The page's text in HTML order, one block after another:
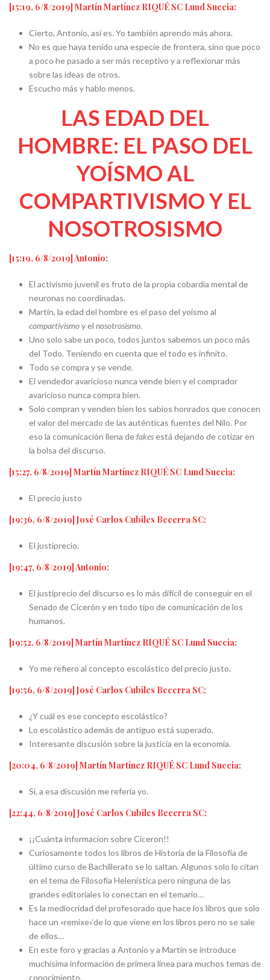
[15:19, 6/8/2019] Martín Martínez RIQUÉ SC Lund Suecia:
Cierto, Antonio, así es. Yo también aprendo más ahora.
No es que haya tenido una especie de frontera, sino que poco
a poco he pasado a ser más receptivo y a reflexionar más
sobre las ideas de otros.
Escucho más y hablo menos.
LAS EDAD DEL
HOMBRE: EL PASO DEL
YOÍSMO AL
COMPARTIVISMO Y EL
NOSOTROSISMO
[15:19, 6/8/2019] Antonio:
El activismo juvenil es fruto de la propia cobardía mental de
neuronas no coordinadas.
Martín, la edad del hombre es el paso del yoísmo al
compartivismoy el nosotrosismo.
Uno solo sabe un poco, todos juntos sabemos un poco más
del Todo. Teniendo en cuenta que el todo es infinito.
Todo se compra y se vende.
El vendedor avaricioso nunca vende bien y el comprador
avaricioso nunca compra bien.
Solo compran y venden bien los sabios honrados que conocen
el valor del mercado de las auténticas fuentes del Nilo. Por
eso la comunicación llena defakesestá dejando de cotizar en
la bolsa del discurso.
[15:27, 6/8/2019] Martín Martínez RIQUÉ SC Lund Suecia:
El precio justo
[19:36, 6/8/2019] José Carlos Cubiles Becerra SC:
El justiprecio.
[19:47, 6/8/2019] Antonio:
El justiprecio del discurso es lo más difícil de conseguir en el
Senado de Cicerón y en todo tipo de comunicación de los
humanos.
[19:52, 6/8/2019] Martín Martínez RIQUÉ SC Lund Suecia:
Yo me refiero al concepto escolástico del precio justo.
[19:56, 6/8/2019] José Carlos Cubiles Becerra SC:
¿Y cuál es ese concepto escolástico?
Lo escolástico además de antiguo está superado.
Interesante discusión sobre la justicia en la economía.
[20:04, 6/8/2019] Martín Martínez RIQUÉ SC Lund Suecia:
Sí, a esa discusión me refería yo.
[22:44, 6/8/2019] José Carlos Cubiles Becerra SC:
¡¡Cuánta informacion sobre Ciceron!!
Curiosamente todos los libros de Historia de la Filosofía de
último curso de Bachillerato se lo saltan. Algunos solo lo citan
en el tema de Filosofía Helenística pero ninguna de las
grandes editoriales lo conectan en el temario…
Es la mediocridad del profesorado que hace los libros que solo
hace un «remixe»‘de lo que viene en los libros pero no se sale
de ellos…
En este foro y gracias a Antonio y a Martín se introduce
muchísima información de primera línea para muchos temas de
conocimiento.